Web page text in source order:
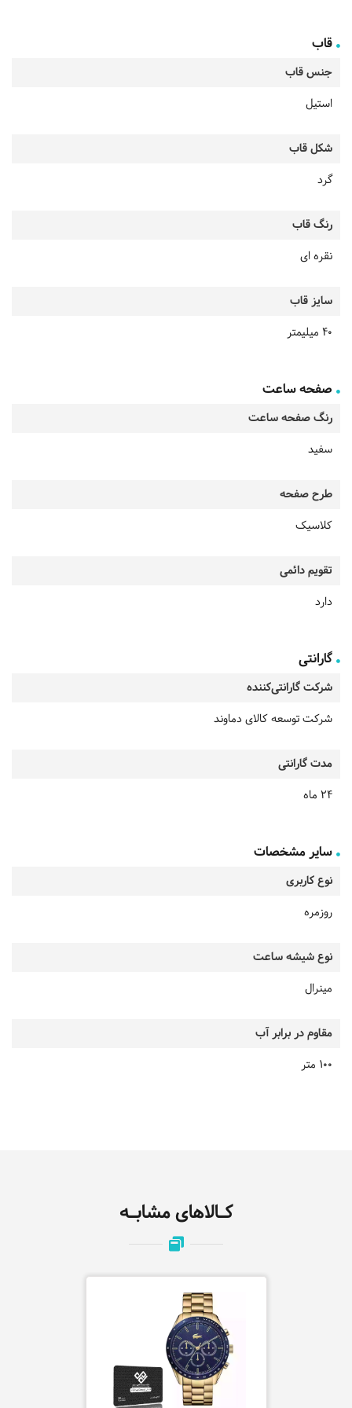
قاب
جنس قاب
استیل
شکل قاب
گرد
رنگ قاب
نقره ای
سایز قاب
40 میلیمتر
صفحه ساعت
رنگ صفحه ساعت
سفید
طرح صفحه
کلاسیک
تقویم دائمی
دارد
گارانتی
شرکت گارانتی‌کننده
شرکت توسعه کالای دماوند
مدت گارانتی
24 ماه
سایر مشخصات
نوع کاربری
روزمره
نوع شیشه ساعت
مینرال
مقاوم در برابر آب
100 متر
کـالاهای مشابـه